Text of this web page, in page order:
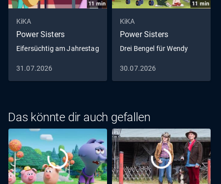
11 min
KiKA
Power Sisters
Eifersüchtig am Jahrestag
31.07.2026
11min
KiKA
Power Sisters
Drei Bengel für Wendy
30.07.2026
Das könnte dir auch gefallen